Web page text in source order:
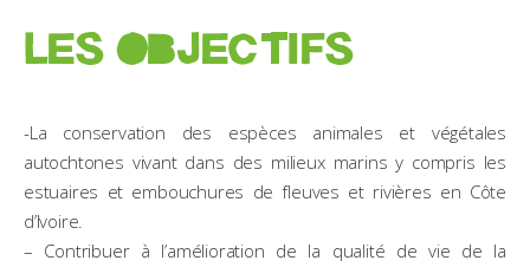
LES OBJECTIFS
-La conservation des espèces animales et végétales
autochtones vivant dans des milieux marins y compris les
estuaires et embouchures de fleuves et rivières en Côte
d’Ivoire.
– Contribuer à l’amélioration de la qualité de vie de la